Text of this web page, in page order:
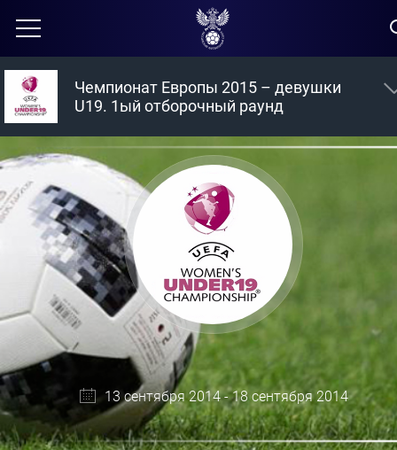
Чемпионат Европы 2015 – девушки
U19. 1ый отборочный раунд
13 сентября 2014 - 18 сентября 2014